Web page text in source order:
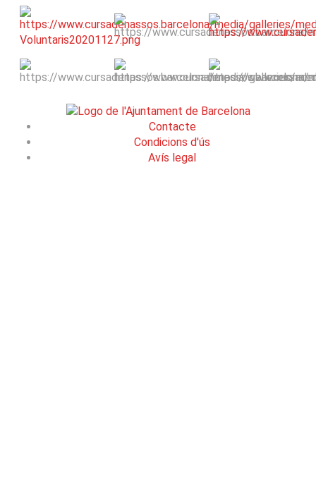
Contacte
Condicions d'ús
Avís legal